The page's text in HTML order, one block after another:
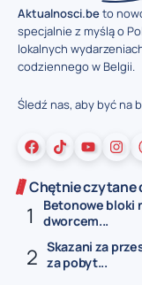
Aktualnosci.beto
specjalnie z myślą o
lokalnych
codziennego w Belgii.
Śledź nas, aby być na
Chętnie czytane
Betonowe bloki
dworcem...
Skazani za
za pobyt...